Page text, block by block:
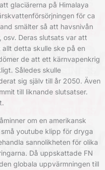
glaciärerna på Himalaya
för ca
smälter så att havsnivån
Deras slutsats var att
detta skulle ske på en
de att ett kärnvapenkrig
Således skulle
sig själv till år 2050. Även
till liknande slutsatser.
om en amerikansk
youtube klipp för dryga
sannolikheten för olika
Då uppskattade FN
globala uppvärmningen till